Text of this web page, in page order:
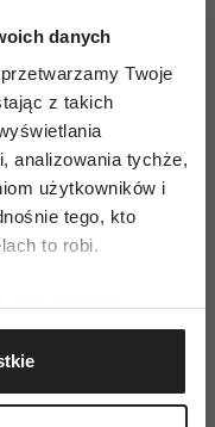
danych
przetwarzamy Twoje
z takich
analizowania tychże,
użytkowników i
tego, kto
to robi.
lokalizacji
do kilku metrów
aktywnie